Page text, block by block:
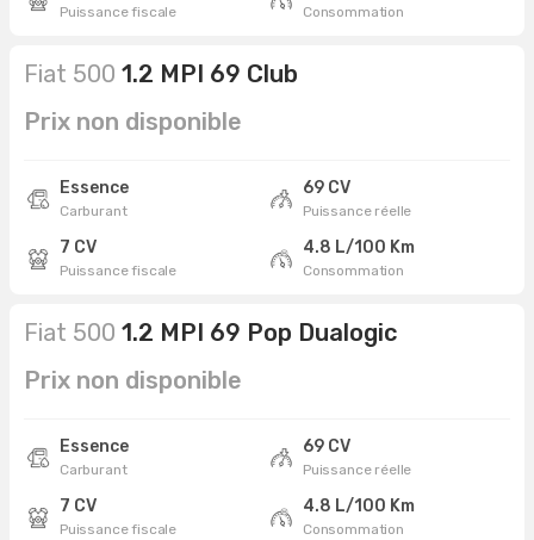
Puissance fiscale Consommation
Fiat 500 1.2 MPI 69 Club
Prix non disponible
Essence
Carburant
69 CV
Puissance réelle
7 CV
Puissance fiscale
4.8 L/100 Km
Consommation
Fiat 500 1.2 MPI 69 Pop Dualogic
Prix non disponible
Essence
Carburant
69 CV
Puissance réelle
7 CV
Puissance fiscale
4.8 L/100 Km
Consommation